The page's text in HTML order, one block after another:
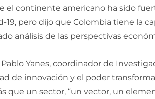
el continente americano ha sido
19, pero dijo que Colombia tiene la
análisis de las perspectivas
Yanes, coordinador de
de innovación y el poder
que un sector, “un vector, un